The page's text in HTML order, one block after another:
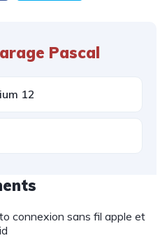
Pascal
12
connexion sans fil apple et